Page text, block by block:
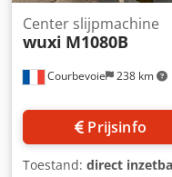
Courbevoie 238 km
Center slijpmachine
wuxi M1080B
Prijsinfo
Toestand: direct